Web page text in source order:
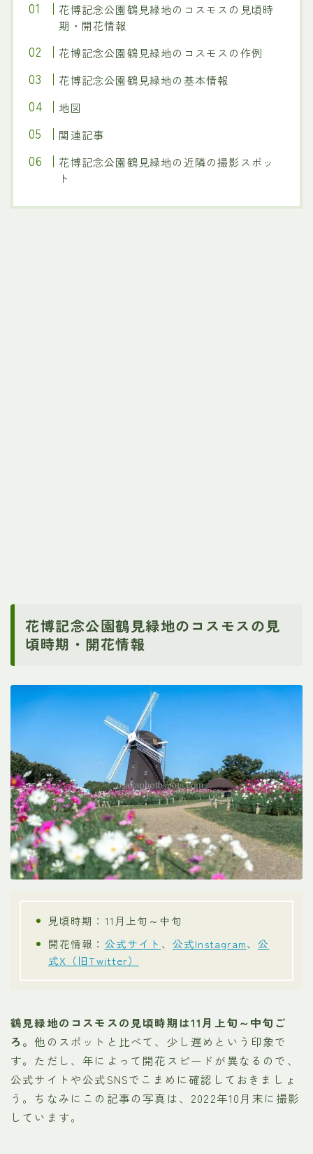
花博記念公園鶴見緑地のコスモスの見頃時
期・開花情報
花博記念公園鶴見緑地のコスモスの作例
花博記念公園鶴見緑地の基本情報
地図
関連記事
花博記念公園鶴見緑地の近隣の撮影スポッ
ト
花博記念公園鶴見緑地のコスモスの見
頃時期・開花情報
見頃時期：11月上旬～中旬
開花情報： 公式サイト 、 公式Instagram、公
式X（旧Twitter）
鶴見緑地のコスモスの見頃時期は11月上旬～中旬ご
ろ。他のスポットと比べて、少し遅めという印象で
す。ただし、年によって開花スピードが異なるので、
公式サイトや公式SNSでこまめに確認しておきましょ
う。ちなみにこの記事の写真は、2022年10月末に撮影
しています。